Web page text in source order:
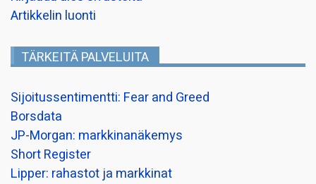
Artikkelin luonti
TÄRKEITÄ PALVELUITA
Sijoitussentimentti: Fear and Greed
Borsdata
JP-Morgan: markkinanäkemys
Short Register
Lipper: rahastot ja markkinat